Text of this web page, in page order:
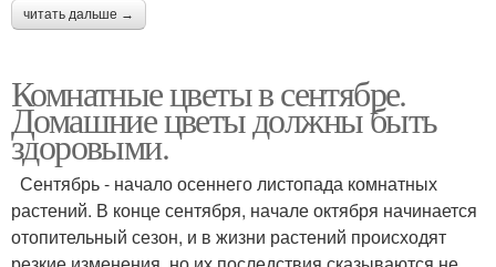
читать дальше →
Комнатные цветы в сентябре.
Домашние цветы должны быть
здоровыми.
Сентябрь - начало осеннего листопада комнатных
растений. В конце сентября, начале октября начинается
отопительный сезон, и в жизни растений происходят